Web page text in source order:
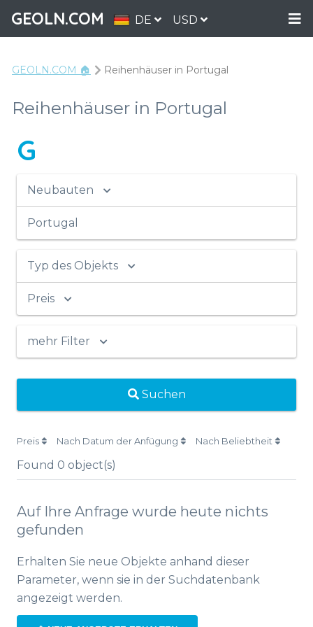
GEOLN.COM DE USD
GEOLN.COM 🏠 Reihenhäuser in Portugal
Reihenhäuser in Portugal
G
Neubauten
Portugal
Typ des Objekts
Preis
mehr Filter
Suchen
Preis Nach Datum der Anfügung Nach Beliebtheit
Found 0 object(s)
Auf Ihre Anfrage wurde heute nichts
gefunden
Erhalten Sie neue Objekte anhand dieser
Parameter, wenn sie in der Suchdatenbank
angezeigt werden.